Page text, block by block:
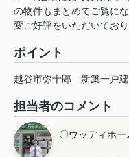
の物件もまとめてご覧に
変ご好評をいただいており
ポイント
越谷市弥十郎 新築一戸
担当者のコメント
〇ウッディホー